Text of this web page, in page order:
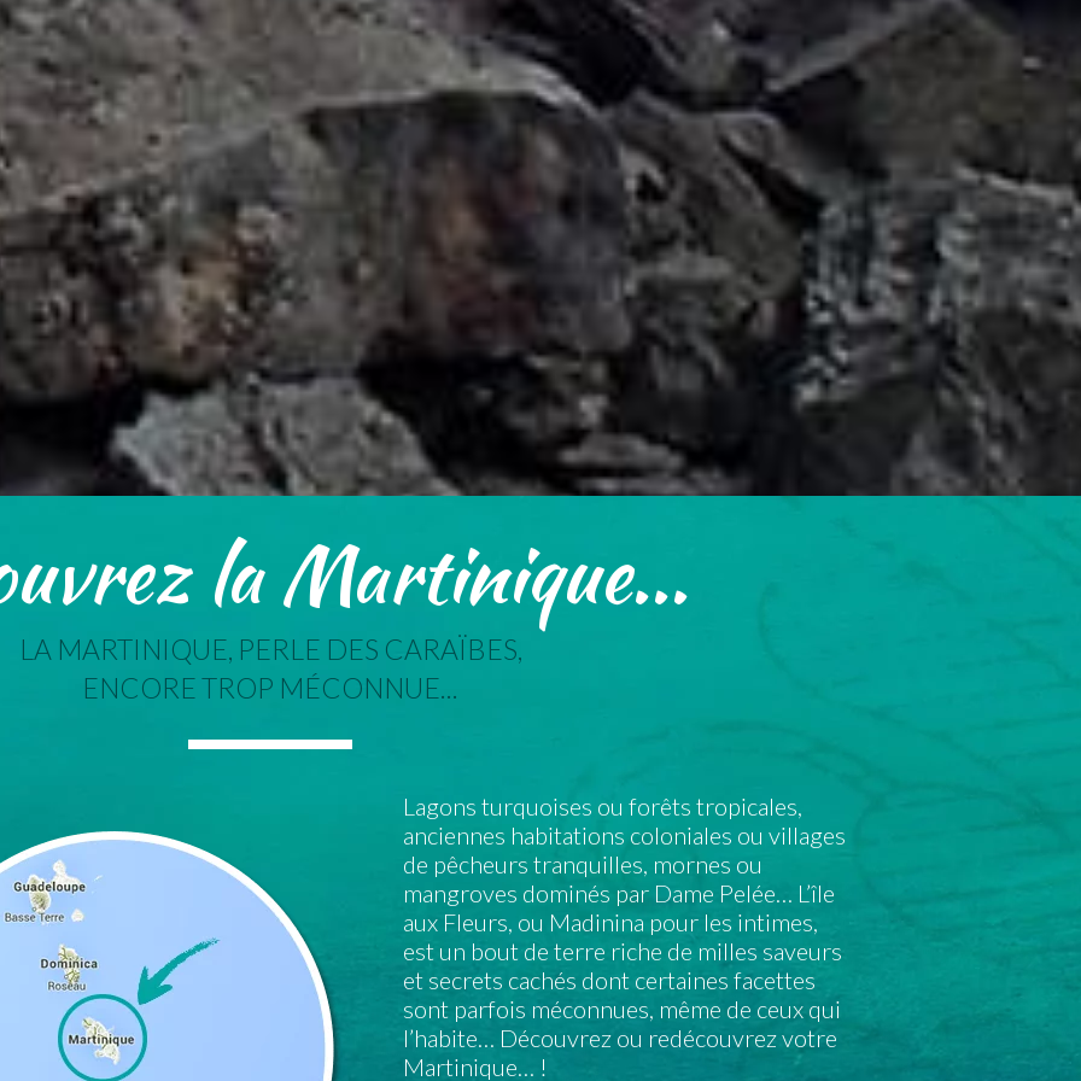
la Martinique...
LA MARTINIQUE, PERLE DES CARAÏBES,
ENCORE TROP MÉCONNUE...
Lagons turquoises ou forêts tropicales,
anciennes habitations coloniales ou villages
de pêcheurs tranquilles, mornes ou
mangroves dominés par Dame Pelée… L’île
aux Fleurs, ou Madinina pour les intimes,
est un bout de terre riche de milles saveurs
et secrets cachés dont certaines facettes
sont parfois méconnues, même de ceux qui
l’habite… Découvrez ou redécouvrez votre
Martinique… !